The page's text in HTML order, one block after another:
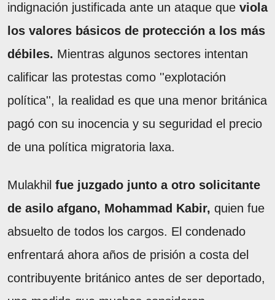
indignación justificada ante un ataque que viola
los valores básicos de protección a los más
débiles. Mientras algunos sectores intentan
calificar las protestas como ''explotación
política'', la realidad es que una menor británica
pagó con su inocencia y su seguridad el precio
de una política migratoria laxa.
Mulakhil fue juzgado junto a otro solicitante
de asilo afgano, Mohammad Kabir, quien fue
absuelto de todos los cargos. El condenado
enfrentará ahora años de prisión a costa del
contribuyente británico antes de ser deportado,